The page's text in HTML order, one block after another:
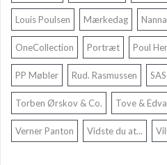
Louis Poulsen Mærkedag
OneCollection Portræt Poul
PP Møbler Rud. Rasmussen
Torben Ørskov & Co. Tove &
Verner Panton Vidste du at...